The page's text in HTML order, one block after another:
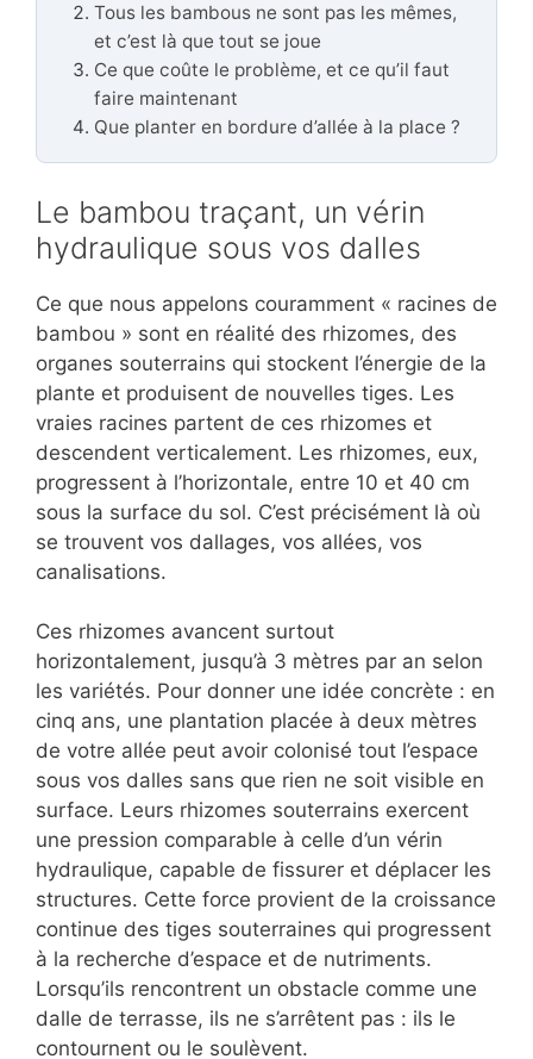
Tous les bambous ne sont pas les mêmes,
et c’est là que tout se joue
Ce que coûte le problème, et ce qu’il faut
faire maintenant
Que planter en bordure d’allée à la place ?
Le bambou traçant, un vérin
hydraulique sous vos dalles
Ce que nous appelons couramment « racines de
bambou » sont en réalité des rhizomes, des
organes souterrains qui stockent l’énergie de la
plante et produisent de nouvelles tiges. Les
vraies racines partent de ces rhizomes et
descendent verticalement. Les rhizomes, eux,
progressent à l’horizontale, entre 10 et 40 cm
sous la surface du sol. C’est précisément là où
se trouvent vos dallages, vos allées, vos
canalisations.
Ces rhizomes avancent surtout
horizontalement, jusqu’à 3 mètres par an selon
les variétés. Pour donner une idée concrète : en
cinq ans, une plantation placée à deux mètres
de votre allée peut avoir colonisé tout l’espace
sous vos dalles sans que rien ne soit visible en
surface. Leurs rhizomes souterrains exercent
une pression comparable à celle d’un vérin
hydraulique, capable de fissurer et déplacer les
structures. Cette force provient de la croissance
continue des tiges souterraines qui progressent
à la recherche d’espace et de nutriments.
Lorsqu’ils rencontrent un obstacle comme une
dalle de terrasse, ils ne s’arrêtent pas : ils le
contournent ou le soulèvent.